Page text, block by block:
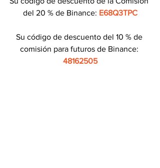
del 20 % de Binance: E68Q3TPC
Su código de descuento del 10 % de
comisión para futuros de Binance:
48162505